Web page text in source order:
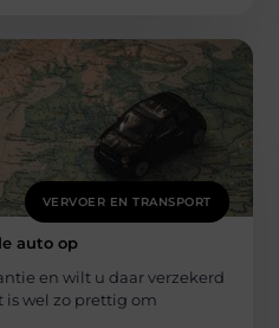
VERVOER EN TRANSPORT
auto op
en wilt u daar verzekerd
is wel zo prettig om